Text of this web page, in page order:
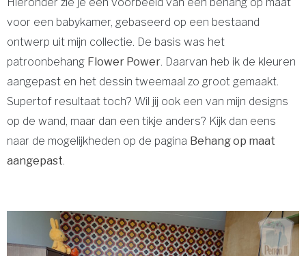
voor een babykamer, gebaseerd op een bestaand
ontwerp uit mijn collectie. De basis was het
patroonbehang Flower Power. Daarvan heb ik de kleuren
aangepast en het dessin tweemaal zo groot gemaakt.
Supertof resultaat toch? Wil jij ook een van mijn designs
op de wand, maar dan een tikje anders? Kijk dan eens
naar de mogelijkheden op de pagina Behang op maat
aangepast.